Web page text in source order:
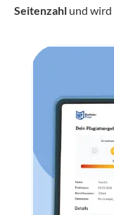
Seitenzahl und wird